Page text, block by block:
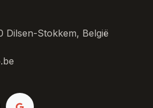
Dilsen-Stokkem, België